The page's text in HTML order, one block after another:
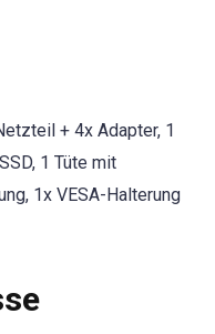
+ 4x Adapter, 1
1 Tüte mit
1x VESA-Halterung